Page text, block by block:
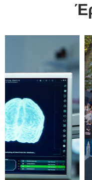
βρείτε μας
Αρχ. Μακαρίου 14
45221, Ιωάννινα,
τ: +30 26510 24308
e: info@wapp.gr